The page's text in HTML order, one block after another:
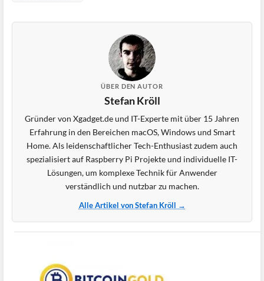
ÜBER DEN AUTOR
Stefan Kröll
Gründer von Xgadget.de und IT-Experte mit über 15 Jahren
Erfahrung in den Bereichen macOS, Windows und Smart
Home. Als leidenschaftlicher Tech-Enthusiast zudem auch
spezialisiert auf Raspberry Pi Projekte und individuelle IT-
Lösungen, um komplexe Technik für Anwender
verständlich und nutzbar zu machen.
Alle Artikel von Stefan Kröll →